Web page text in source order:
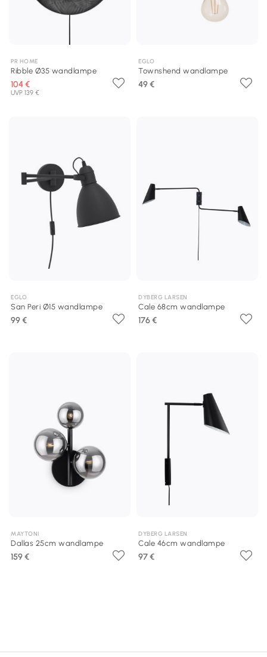
PR HOME
Ribble Ø35 wandlampe
104 €
UVP 139 €
EGLO
Townshend wandlampe
49 €
EGLO
San Peri Ø15 wandlampe
99 €
DYBERG LARSEN
Cale 68cm wandlampe
176 €
MAYTONI
Dallas 25cm wandlampe
159 €
DYBERG LARSEN
Cale 46cm wandlampe
97 €